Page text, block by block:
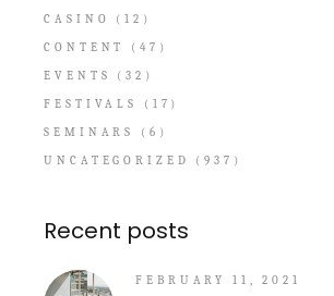
CASINO
(12)
CONTENT
(47)
EVENTS
(32)
FESTIVALS
(17)
SEMINARS
(6)
UNCATEGORIZED
(937)
Recent posts
FEBRUARY 11, 2021